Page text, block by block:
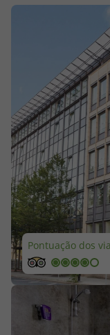
Cruzeiros
Promoções
Especialistas
Cheque
Rede de Lojas
Blog
Área de Cliente
Pontuação dos